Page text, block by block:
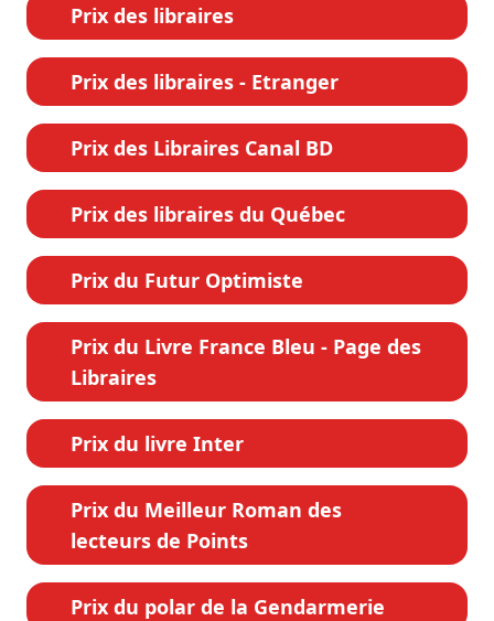
Prix des libraires
Prix des libraires - Etranger
Prix des Libraires Canal BD
Prix des libraires du Québec
Prix du Futur Optimiste
Prix du Livre France Bleu - Page des
Libraires
Prix du livre Inter
Prix du Meilleur Roman des
lecteurs de Points
Prix du polar de la Gendarmerie